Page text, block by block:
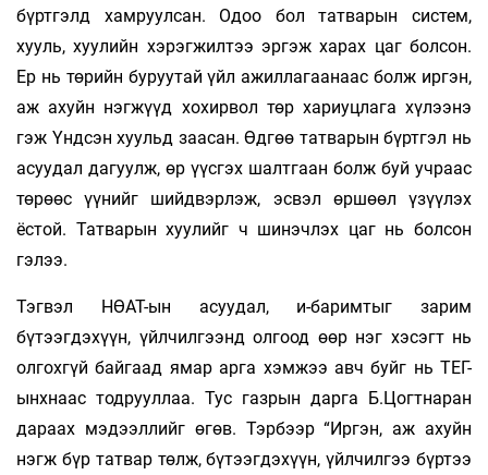
бүртгэлд хамруулсан. Одоо бол татварын систем,
хууль, хуулийн хэрэгжилтээ эргэж харах цаг болсон.
Ер нь төрийн буруутай үйл ажиллагаанаас болж иргэн,
аж ахуйн нэгжүүд хохирвол төр хариуцлага хүлээнэ
гэж Үндсэн хуульд заасан. Өдгөө татварын бүртгэл нь
асуудал дагуулж, өр үүсгэх шалтгаан болж буй учраас
төрөөс үүнийг шийдвэрлэж, эсвэл өршөөл үзүүлэх
ёстой. Татварын хуулийг ч шинэчлэх цаг нь болсон
гэлээ.
Тэгвэл НӨАТ-ын асуудал, и-баримтыг зарим
бүтээгдэхүүн, үйлчилгээнд олгоод өөр нэг хэ­сэгт нь
олгохгүй байгаад ямар арга хэмжээ авч буйг нь ТЕГ-
ынхнаас тодрууллаа. Тус газрын дарга Б.Цогтнаран
дараах мэдээллийг өгөв. Тэрбээр “Иргэн, аж ахуйн
нэгж бүр татвар төлж, бүтээгдэхүүн, үйлчилгээ бүртээ